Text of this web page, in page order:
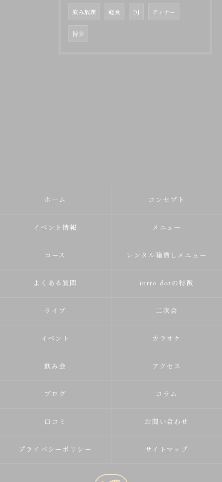
飲み放題 軽食 DJ ディナー
博多
ホーム コンセプト
イベント情報 メニュー
コース レンタル箱貸しメニュー
よくある質問 intro dotの特徴
ライブ 二次会
イベント カラオケ
飲み会 アクセス
ブログ コラム
口コミ お問い合わせ
プライバシーポリシー サイトマップ